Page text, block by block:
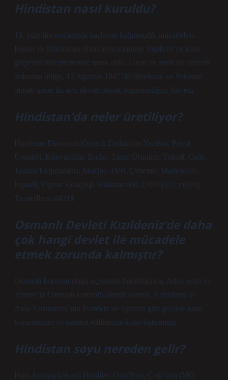
Hindistan nasıl kuruldu?
19. yüzyılın sonlarında başlayan bağımsızlık mücadelesi,
Hindu ve Müslüman Hintlilerin sömürge İngiltere’ye karşı
güçlerini birleştirmesine tanık oldu. Uzun ve zorlu bir sürecin
ardından bölge, 15 Ağustos 1947’de Hindistan ve Pakistan
olmak üzere iki ayrı devlet olarak bağımsızlığını ilan etti.
Hindistan’da neler üretiliyor?
Hindistan EkonomisiÖnemli EndüstrilerYazılım, Petrol
Ürünleri, Kimyasallar, İlaçlar, Tarım Ürünleri, Tekstil, Çelik,
Taşıma Ekipmanları, Makine, Deri, Çimento, Madencilik,
İnşaatİş Yapma Kolaylığı Sıralaması60. (2020) (12 yıl)Dış
Ticaretİhracat421$
Osmanlı Devleti Kızıldeniz’de daha
çok hangi devlet ile mücadele
etmek zorunda kalmıştır?
Osmanlı İmparatorluğu açısından bakıldığında, Aden şehri ve
Yemen’in Osmanlı kontrolü altında olması, Kızıldeniz ve
Arap Yarımadası’nın Portekiz ve İspanya gibi güçlere karşı
korunmasını ve kontrol edilmesini kolaylaştırmıştır.
Hindistan soyu nereden gelir?
Hint-Avrupa kökenli Hintliler, Orta Tunç Çağı’nda (MÖ